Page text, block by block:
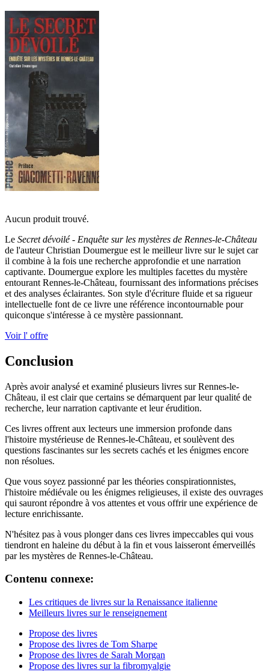
Aucun produit trouvé.
Le Secret dévoilé - Enquête sur les mystères de Rennes-le-Château
de l'auteur Christian Doumergue est le meilleur livre sur le sujet car
il combine à la fois une recherche approfondie et une narration
captivante. Doumergue explore les multiples facettes du mystère
entourant Rennes-le-Château, fournissant des informations précises
et des analyses éclairantes. Son style d'écriture fluide et sa rigueur
intellectuelle font de ce livre une référence incontournable pour
quiconque s'intéresse à ce mystère passionnant.
Voir l' offre
Conclusion
Après avoir analysé et examiné plusieurs livres sur Rennes-le-
Château, il est clair que certains se démarquent par leur qualité de
recherche, leur narration captivante et leur érudition.
Ces livres offrent aux lecteurs une immersion profonde dans
l'histoire mystérieuse de Rennes-le-Château, et soulèvent des
questions fascinantes sur les secrets cachés et les énigmes encore
non résolues.
Que vous soyez passionné par les théories conspirationnistes,
l'histoire médiévale ou les énigmes religieuses, il existe des ouvrages
qui sauront répondre à vos attentes et vous offrir une expérience de
lecture enrichissante.
N'hésitez pas à vous plonger dans ces livres impeccables qui vous
tiendront en haleine du début à la fin et vous laisseront émerveillés
par les mystères de Rennes-le-Château.
Contenu connexe:
Les critiques de livres sur la Renaissance italienne
Meilleurs livres sur le renseignement
Propose des livres
Propose des livres de Tom Sharpe
Propose des livres de Sarah Morgan
Propose des livres sur la fibromyalgie